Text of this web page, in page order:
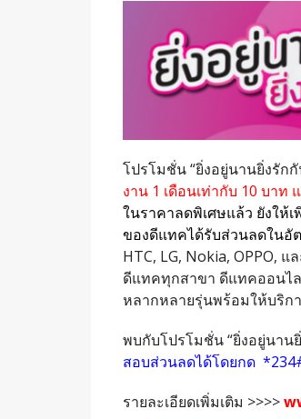
โปรโมชั่น “ยิ่งอยู่นานยิ่งรัก
งาน 1 เดือนเท่ากับ 10 บาท
ในราคาลดพิเศษแล้ว ยังให้
ของดีแทคได้รับส่วนลดในอั
HTC, LG, Nokia, OPPO,
ดีแทคทุกสาขา ดีแทคออนไ
หลากหลายรุ่นพร้อมให้บริก
พบกับโปรโมชั่น “ยิ่งอยู่นาน
สอบส่วนลดได้โดยกด
รายละเอียดเพิ่มเติม >>>>